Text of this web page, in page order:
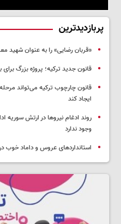
پربازدیدترین
«قربان رضایی» را به عنوان شهید
قانون جدید ترکیه؛ پروژه بزرگ‌
قانون چارچوب ترکیه می‌تواند
ایجاد کند
روند ادغام نیروها در ارتش سوریه
وجود ندارد
استانداردهای عروس و داماد خوب در